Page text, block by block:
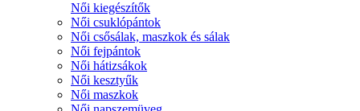
Női kiegészítők
Női csuklópántok
Női csősálak, maszkok és sálak
Női fejpántok
Női hátizsákok
Női kesztyűk
Női maszkok